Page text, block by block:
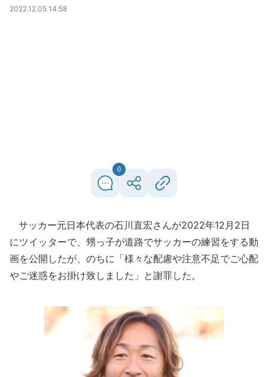
2022.12.05 14:58
0
サッカー元日本代表の石川直宏さんが2022年12月2日
にツイッターで、甥っ子が道路でサッカーの練習をする動
画を公開したが、のちに「様々な配慮や注意不足でご心配
やご迷惑をお掛け致しました」と謝罪した。